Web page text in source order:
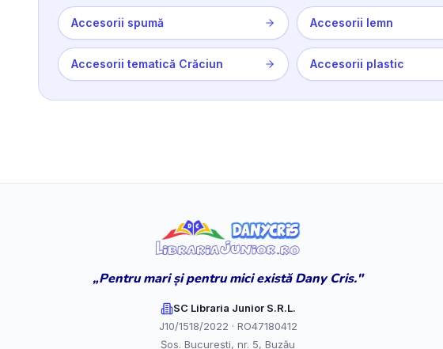
Accesorii spumă Accesorii lemn
Accesorii tematică Crăciun Accesorii plastic
„Pentru mari și pentru mici există Dany Cris."
SC Libraria Junior S.R.L.
J10/1518/2022 · RO47180412
Șos. București, nr. 5, Buzău